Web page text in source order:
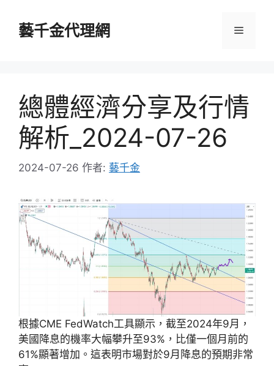
藝千金代理網 選
總體經濟分享及行情
解析_2024-07-26
2024-07-26 作者: 藝千金
根據CME FedWatch工具顯示，截至2024年9月，
美國降息的機率大幅攀升至93%，比僅一個月前的
61%顯著增加。這表明市場對於9月降息的預期非常